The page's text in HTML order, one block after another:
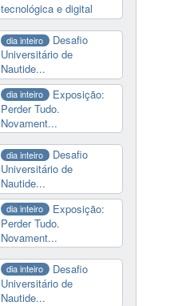
tecnológica e digital
dia inteiro
Desafio
Universitário de
Nautide...
dia inteiro
Exposição:
Perder Tudo.
Novament...
dia inteiro
Desafio
Universitário de
Nautide...
dia inteiro
Exposição:
Perder Tudo.
Novament...
dia inteiro
Desafio
Universitário de
Nautide...